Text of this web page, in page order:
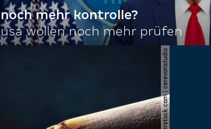
noch mehr kontrolle?
usa wollen noch mehr prüfen
© shutterstock.com | cerevonstudio